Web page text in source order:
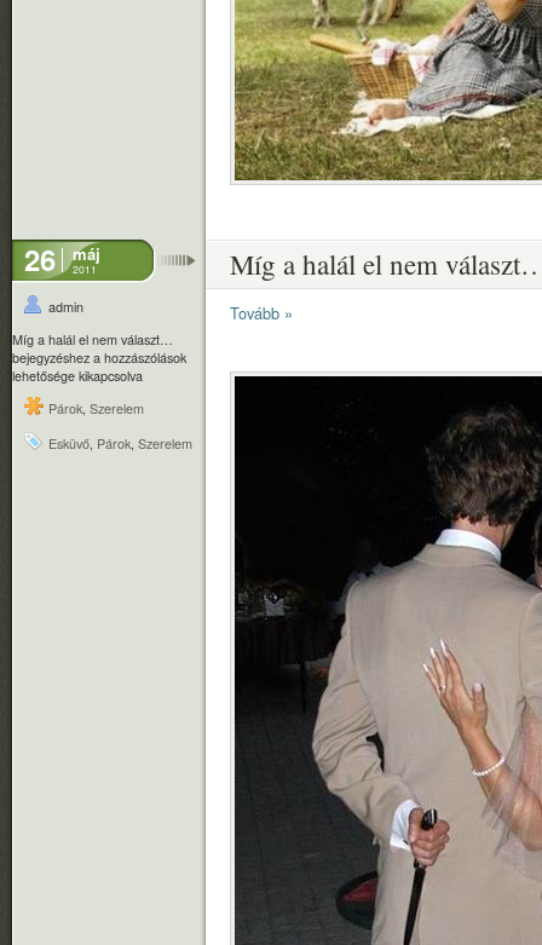
26 máj
2011
admin
Míg a halál el nem választ…
bejegyzéshez a hozzászólások
lehetősége kikapcsolva
Párok Szerelem
Esküvő Párok Szerelem
Míg a halál el nem
Tovább »